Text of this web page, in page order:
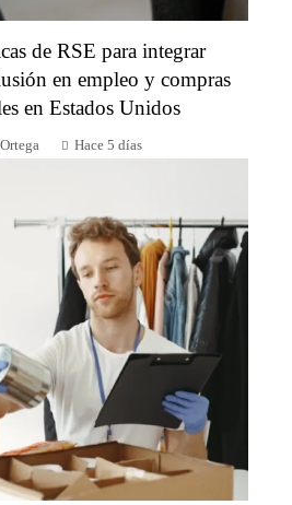
de RSE para integrar
en empleo y compras
en Estados Unidos
Hace 5 días